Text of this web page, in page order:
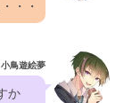
・・
小鳥遊絵夢
か